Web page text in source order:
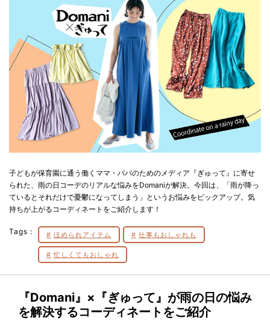
子どもが保育園に通う働くママ・パパのためのメディア『ぎゅって』に寄せ
られた、雨の日コーデのリアルな悩みをDomaniが解決。今回は、「雨が降っ
ているとそれだけで憂鬱になってしまう」というお悩みをピックアップ。気
持ちが上がるコーディネートをご紹介します！
Tags： ほめられアイテム 仕事もおしゃれも
忙しくてもおしゃれ
『Domani』×『ぎゅって』が雨の日の悩み
を解決するコーディネートをご紹介